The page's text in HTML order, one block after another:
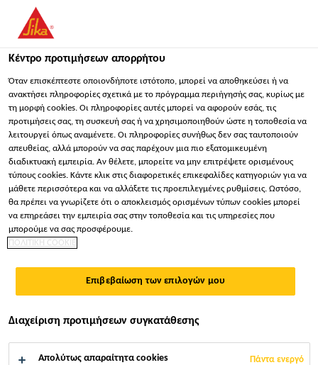
You are accessing "Sika Hellas ΑΒΕΕ", it seems you are
accessing it from "Ηνωμένες Πολιτείες". We have a dedicated
website for your country.
ΣΕ ΠΑΡΑΜΕΊΝΕΤΕ ΕΠΙΛΈΞΤΕ ΧΏΡΑ
Sika Hellas ΑΒΕΕ
ΜΕΜΒΡΆΝΕΣ
ΣΤΕΓΑΝΟΠΟΊΗΣΗΣ
Κατασκευή ... Μεμβράνες στεγανοποίησης
Κέντρο προτιμήσεων απορρήτου
Όταν επισκέπτεστε οποιονδήποτε ιστότοπο, μπορεί να αποθηκεύσει ή να
ανακτήσει πληροφορίες σχετικά με το πρόγραμμα περιήγησής σας, κυρίως με
τη μορφή cookies. Οι πληροφορίες αυτές μπορεί να αφορούν εσάς, τις
προτιμήσεις σας, τη συσκευή σας ή να χρησιμοποιηθούν ώστε η τοποθεσία να
λειτουργεί όπως αναμένετε. Οι πληροφορίες συνήθως δεν σας ταυτοποιούν
απευθείας, αλλά μπορούν να σας παρέχουν μια πιο εξατομικευμένη
διαδικτυακή εμπειρία. Αν θέλετε, μπορείτε να μην επιτρέψετε ορισμένους
τύπους cookies. Κάντε κλικ στις διαφορετικές επικεφαλίδες κατηγοριών για να
μάθετε περισσότερα και να αλλάξετε τις προεπιλεγμένες ρυθμίσεις. Ωστόσο,
θα πρέπει να γνωρίζετε ότι ο αποκλεισμός ορισμένων τύπων cookies μπορεί
να επηρεάσει την εμπειρία σας στην τοποθεσία και τις υπηρεσίες που
μπορούμε να σας προσφέρουμε.
ΠΟΛΙΤΙΚΗ COOKIE
Επιβεβαίωση των επιλογών μου
Διαχείριση προτιμήσεων συγκατάθεσης
Απολύτως απαραίτητα cookies Πάντα ενεργό